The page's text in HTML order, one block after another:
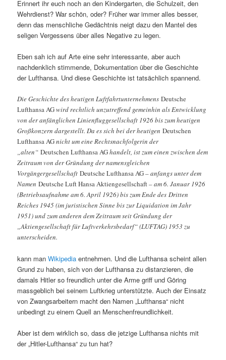
Erinnert ihr euch noch an den Kindergarten, die Schulzeit, den
Wehrdienst? War schön, oder? Früher war immer alles besser,
denn das menschliche Gedächtnis neigt dazu den Mantel des
seligen Vergessens über alles Negative zu legen.
Eben sah ich auf Arte eine sehr interessante, aber auch
nachdenklich stimmende, Dokumentation über die Geschichte
der Lufthansa. Und diese Geschichte ist tatsächlich spannend.
Die Geschichte des heutigen LuftfahrtunternehmensDeutsche
Lufthansa AGwird rechtlich unzutreffend gemeinhin als Entwicklung
von der anfänglichen Linienfluggesellschaft 1926 bis zum heutigen
Großkonzern dargestellt. Da es sich bei der heutigenDeutschen
Lufthansa AGnicht um eine Rechtsnachfolgerin der
„alten“Deutschen Lufthansa AGhandelt, ist zum einen zwischen dem
Zeitraum von der Gründung der namensgleichen
VorgängergesellschaftDeutsche Lufthansa AG– anfangs unter dem
NamenDeutsche Luft Hansa Aktiengesellschaft– am 6. Januar 1926
(Betriebsaufnahme am 6. April 1926) bis zum Ende des Dritten
Reiches 1945 (im juristischen Sinne bis zur Liquidation im Jahr
1951) und zum anderen dem Zeitraum seit Gründung der
„Aktiengesellschaft für Luftverkehrsbedarf“ (LUFTAG) 1953 zu
unterscheiden.
kann manWikipedia entnehmen. Und die Lufthansa scheint allen
Grund zu haben, sich von der Lufthansa zu distanzieren, die
damals Hitler so freundlich unter die Arme griff und Göring
massgeblich bei seinem Luftkrieg unterstützte. Auch der Einsatz
von Zwangsarbeitern macht den Namen „Lufthansa“ nicht
unbedingt zu einem Quell an Menschenfreundlichkeit.
Aber ist dem wirklich so, dass die jetzige Lufthansa nichts mit
der „Hitler-Lufthansa“ zu tun hat?